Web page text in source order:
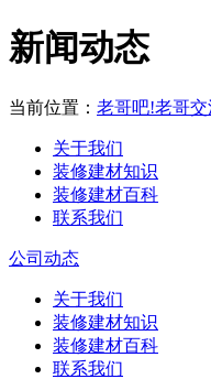
新闻动态
当前位置： 老哥吧!老哥交
关于我们
装修建材知识
装修建材百科
联系我们
公司动态
关于我们
装修建材知识
装修建材百科
联系我们